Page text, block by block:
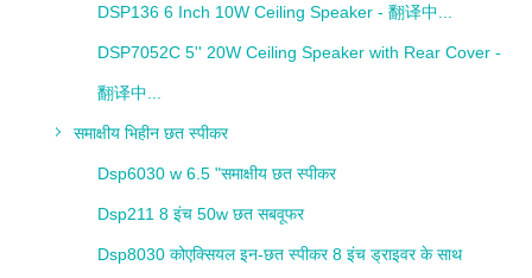
DSP136 6 Inch 10W Ceiling Speaker - 翻译中...
DSP7052C 5'' 20W Ceiling Speaker with Rear Cover -
翻译中...
समाक्षीय भिहीन छत स्पीकर
Dsp6030 w 6.5 "समाक्षीय छत स्पीकर
Dsp211 8 इंच 50w छत सबवूफर
Dsp8030 कोएक्सियल इन-छत स्पीकर 8 इंच ड्राइवर के साथ